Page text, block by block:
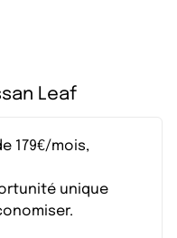
Leaf
179€/mois,
unique